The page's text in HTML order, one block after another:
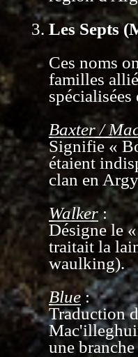
Les Septs
Ces noms
familles
spécialisées
Baxter /
Signifie «
étaient
clan en
Walker:
Désigne le
traitait la
waulking).
Blue:
Traduction
une